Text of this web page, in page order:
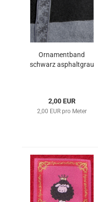
Ornamentband
schwarz asphaltgrau
2,00 EUR
2,00 EUR pro Meter